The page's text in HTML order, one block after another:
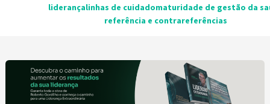
liderançalinhas de cuidadomaturidade de gestão da
referência e contrareferências